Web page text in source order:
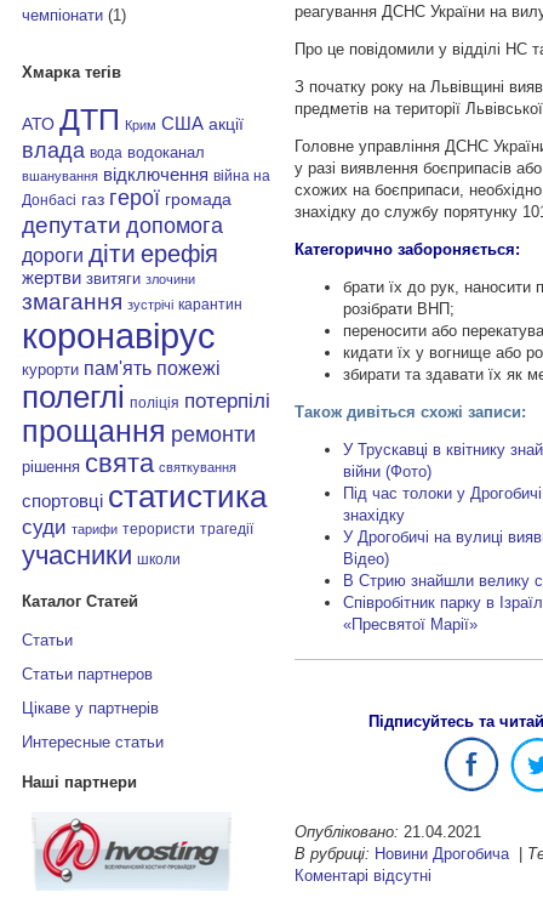
чемпіонати(1)
Хмарка тегів
АТО ДТП Крим США акції
влада вода водоканал
вшанування відключення війна на
Донбасі газ герої громада
депутати допомога
дороги діти ерефія
жертви звитяги злочини
змагання зустрічі карантин
коронавірус
курорти пам'ять пожежі
полеглі поліція потерпілі
прощання ремонти
рішення свята святкування
спортовці статистика
суди тарифи терористи трагедії
учасники школи
Каталог Статей
Статьи
Статьи партнеров
Цікаве у партнерів
Интересные статьи
Наші партнери
реагування ДСНС України на
Про це повідомили у відділі
З початку року на Львівщині
предметів на території
Головне управління ДСНС
у разі виявлення боєприпасів
схожих на боєприпаси,
знахідку до службу порятунку
Категорично забороняється:
брати їх до рук, наносити
розібрати ВНП;
переносити або
кидати їх у вогнище або
збирати та здавати їх як
Також дивіться схожі записи:
У Трускавці в квітнику
війни (Фото)
Під час толоки у
знахідку
У Дрогобичі на вулиці
Відео)
В Стрию знайшли велику
Співробітник парку в
«Пресвятої Марії»
Підписуйтесь та
Опубліковано: 21.04.2021
В рубриці: Новини Дрогобича|
Коментарі відсутні